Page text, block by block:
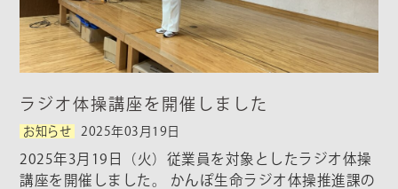
ラジオ体操講座を開催しました
お知らせ 2025年03月19日
2025年3月19日（火）従業員を対象としたラジオ体操
講座を開催しました。 かんぽ生命ラジオ体操推進課の